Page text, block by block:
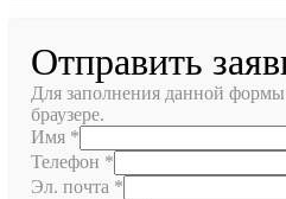
Отправить
Для заполнения данной
браузере.
Имя *
Телефон *
Эл. почта *